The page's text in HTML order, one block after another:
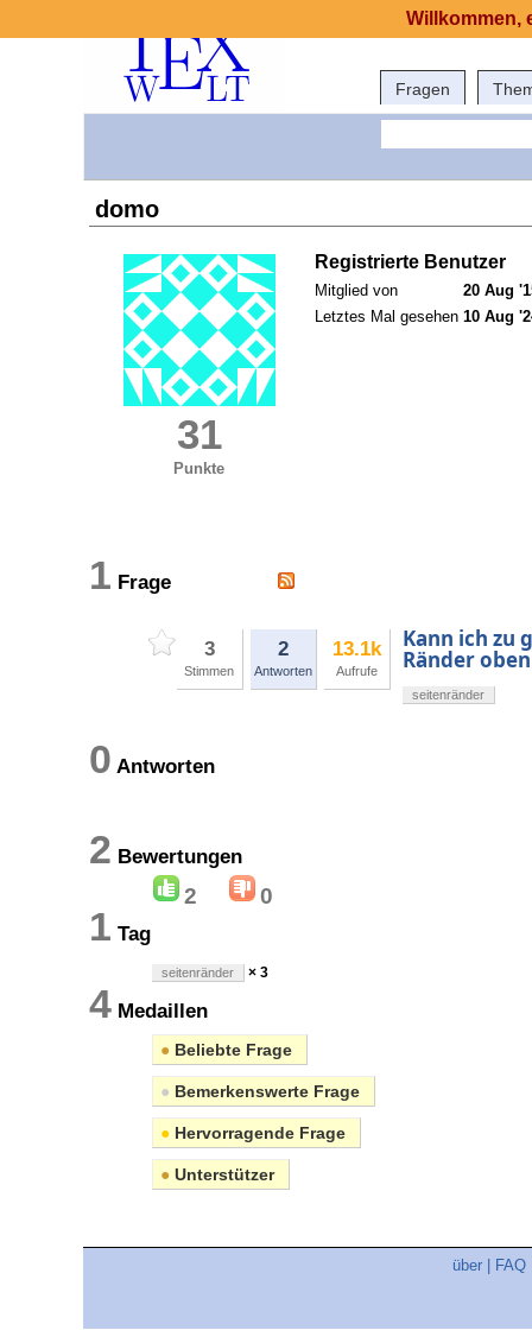
Fragen
domo
31
Punkte
Registrierte Benutzer
Mitglied von
20 Aug
Letztes Mal gesehen 10 Aug
1 Frage
3
Stimmen
2
Antworten
13.1k
Aufrufe
Kann ich zu
Ränder
seitenränder
0 Antworten
2 Bewertungen
2 0
1 Tag
seitenränder × 3
4 Medaillen
● Beliebte Frage
● Bemerkenswerte Frage
● Hervorragende Frage
● Unterstützer
über FAQ
Willkommen,